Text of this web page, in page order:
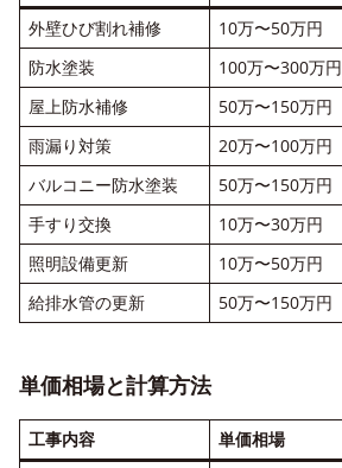
外壁ひび割れ補修
10万〜50万円
防水塗装
100万〜300万円
屋上防水補修
50万〜150万円
雨漏り対策
20万〜100万円
バルコニー防水塗装
50万〜150万円
手すり交換
10万〜30万円
照明設備更新
10万〜50万円
給排水管の更新
50万〜150万円
単価相場と計算方法
工事内容
単価相場